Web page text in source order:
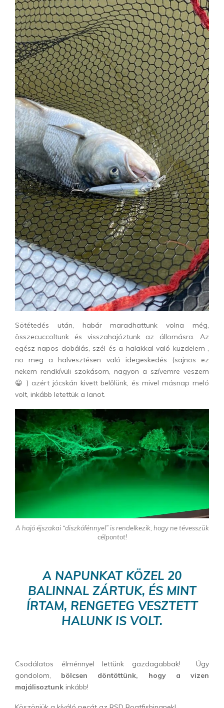
Sötétedés után, habár maradhattunk volna még,
összecuccoltunk és visszahajóztunk az állomásra. Az
egész napos dobálás, szél és a halakkal való küzdelem ,
no meg a halvesztésen való idegeskedés (sajnos ez
nekem rendkívüli szokásom, nagyon a szívemre veszem
😀 ) azért jócskán kivett belőlünk, és mivel másnap meló
volt, inkább letettük a lanot.
A hajó éjszakai “diszkófénnyel” is rendelkezik, hogy ne tévesszük
célpontot!
A NAPUNKAT KÖZEL 20
BALINNAL ZÁRTUK, ÉS MINT
ÍRTAM, RENGETEG VESZTETT
HALUNK IS VOLT.
Csodálatos élménnyel lettünk gazdagabbak! Úgy
gondolom, bölcsen döntöttünk, hogy a vizen
majálisoztunk inkább!